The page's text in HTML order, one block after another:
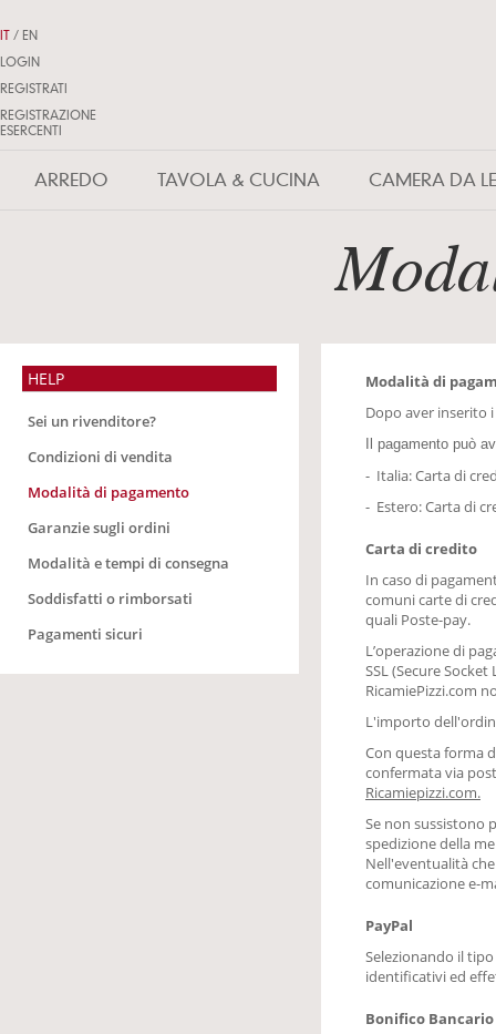
ARREDO TAVOLA & CUCINA CAMERA DA
IT / EN
LOGIN
REGISTRATI
REGISTRAZIONE
ESERCENTI
HELP
Sei un rivenditore?
Condizioni di vendita
Modalità di pagamento
Garanzie sugli ordini
Modalità e tempi di consegna
Soddisfatti o rimborsati
Pagamenti sicuri
Modalità di
Dopo aver inserito
Il pagamento può
- Italia: Carta di
- Estero: Carta di
Carta di credito
In caso di
comuni carte di
quali Poste-pay.
L’operazione di
SSL (Secure
RicamiePizzi.com
L'importo
Con questa forma
confermata via
Ricamiepizzi.com.
Se non sussistono
spedizione della
Nell'eventualità
comunicazione e-
PayPal
Selezionando il
identificativi ed
Bonifico